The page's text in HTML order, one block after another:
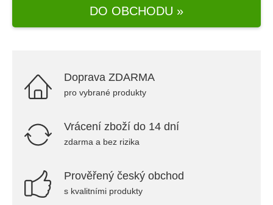
DO OBCHODU »
Doprava ZDARMA
pro vybrané produkty
Vrácení zboží do 14 dní
zdarma a bez rizika
Prověřený český obchod
s kvalitními produkty